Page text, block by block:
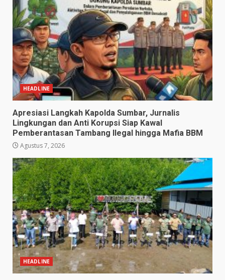
HEADLINE
Apresiasi Langkah Kapolda Sumbar, Jurnalis
Lingkungan dan Anti Korupsi Siap Kawal
Pemberantasan Tambang Ilegal hingga Mafia BBM
Agustus 7, 2026
HEADLINE